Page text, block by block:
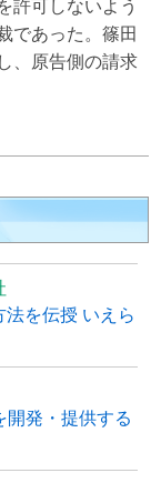
許可しないよう
であった。篠田
、原告側の請求
を伝授 いえら
開発・提供する